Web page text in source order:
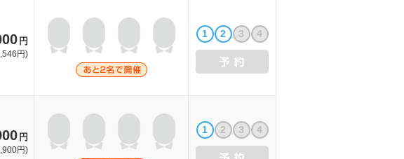
円
円)
1 2 3 4
円
円)
1 2 3 4